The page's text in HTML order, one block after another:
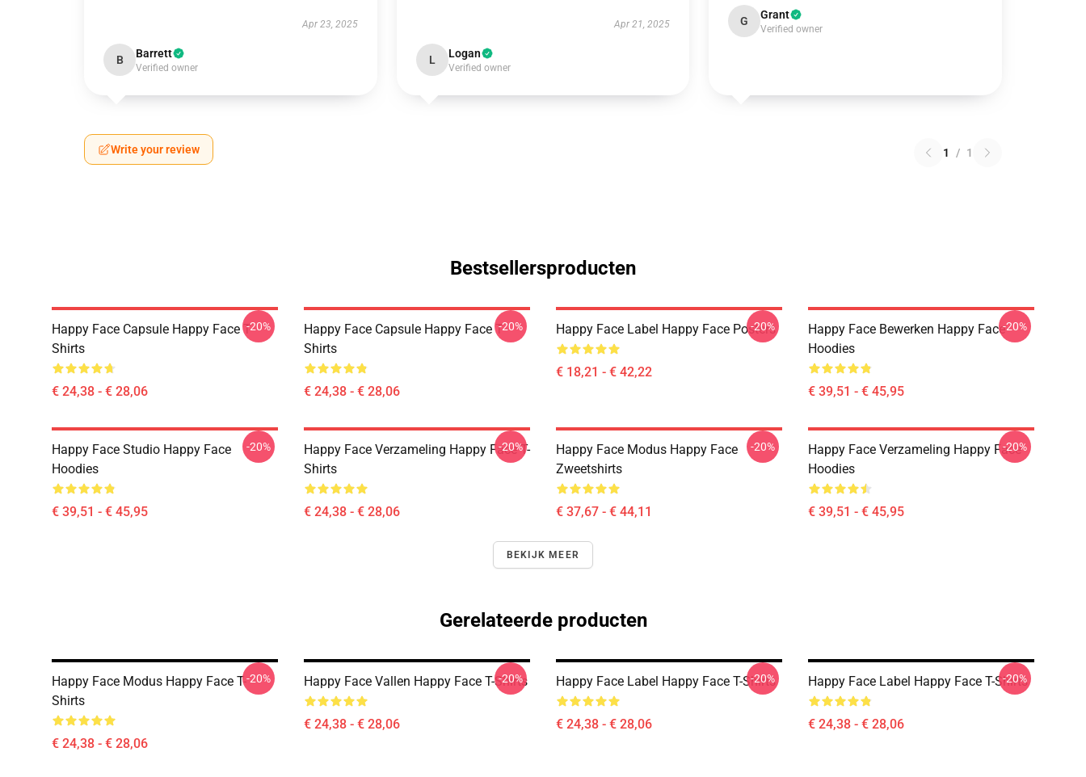
Apr 23, 2025
B Barrett
Verified owner
Apr 21, 2025
L Logan
Verified owner
G Grant
Verified owner
Write your review 1 / 1
Bestsellersproducten
Happy Face Capsule Happy Face T-
Shirts
€ 24,38 - € 28,06
-20%
Happy Face Capsule Happy Face T-
Shirts
€ 24,38 - € 28,06
-20% Happy Face Label Happy Face Posters
€ 18,21 - € 42,22
-20%
Happy Face Bewerken Happy Face
Hoodies
€ 39,51 - € 45,95
-20%
Happy Face Studio Happy Face
Hoodies
€ 39,51 - € 45,95
-20%
Happy Face Verzameling Happy Face T-
Shirts
€ 24,38 - € 28,06
-20%
Happy Face Modus Happy Face
Zweetshirts
€ 37,67 - € 44,11
-20%
Happy Face Verzameling Happy Face
Hoodies
€ 39,51 - € 45,95
-20%
BEKIJK MEER
Gerelateerde producten
Happy Face Modus Happy Face T-
Shirts
€ 24,38 - € 28,06
-20% Happy Face Vallen Happy Face T-Shirts
€ 24,38 - € 28,06
-20% Happy Face Label Happy Face T-Shirts
€ 24,38 - € 28,06
-20% Happy Face Label Happy Face T-Shirts
€ 24,38 - € 28,06
-20%